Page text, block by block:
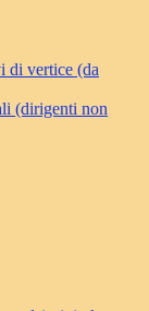
di vertice (da
(dirigenti non